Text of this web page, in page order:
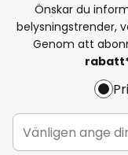
Önskar du
belysningstrender,
Genom att